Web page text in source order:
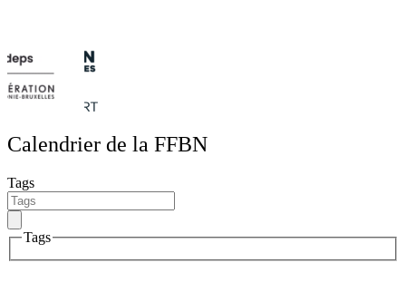
Calendrier de la FFBN
Tags
Tags